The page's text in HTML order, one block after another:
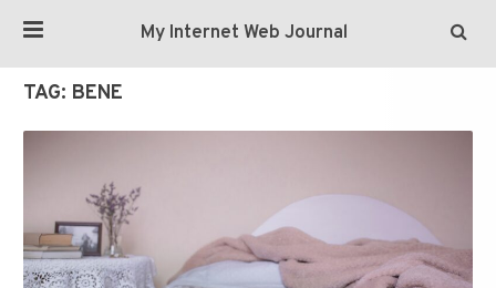
My Internet Web Journal
TAG: BENE